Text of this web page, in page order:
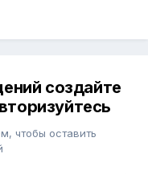
создайте
чтобы оставить